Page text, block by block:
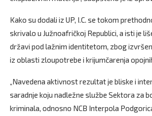
Kako su dodali iz UP, I.C. se tokom
skrivalo u Južnoafričkoj Republici, a isti je
državi pod lažnim identitetom, zbog
iz oblasti zloupotrebe i krijumčarenja
„Navedena aktivnost rezultat je bliske i
saradnje koju nadležne službe Sektora za
kriminala, odnosno NCB Interpola